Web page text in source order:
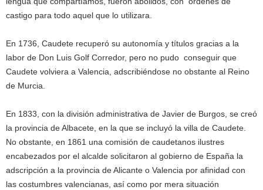
castigo para todo aquel que lo utilizara.
En 1736, Caudete recuperó su autonomía y títulos gracias a la
labor de Don Luis Golf Corredor, pero no pudo conseguir que
Caudete volviera a Valencia, adscribiéndose no obstante al Reino
de Murcia.
En 1833, con la división administrativa de Javier de Burgos, se creó
la provincia de Albacete, en la que se incluyó la villa de Caudete.
No obstante, en 1861 una comisión de caudetanos ilustres
encabezados por el alcalde solicitaron al gobierno de España la
adscripción a la provincia de Alicante o Valencia por afinidad con
las costumbres valencianas, así como por mera situación